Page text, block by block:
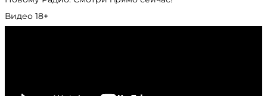
Видео 18+